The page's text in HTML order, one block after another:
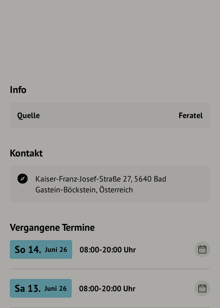
Info
Quelle Feratel
Kontakt
Kaiser-Franz-Josef-Straße 27, 5640 Bad
Gastein-Böckstein, Österreich
Vergangene Termine
So 14. Juni 26 08:00-20:00 Uhr
Sa 13. Juni 26 08:00-20:00 Uhr